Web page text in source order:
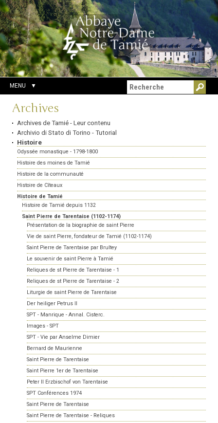
Aller
au
contenu.
|
Aller
à
la
navigation
Outils
personnels
Chercher par
Recherche
avancée…
MENU
Navigation
Archives
Archives de Tamié - Leur contenu
Archivio di Stato di Torino - Tutorial
Histoire
Odyssée monastique - 1798-1800
Histoire des moines de Tamié
Histoire de la communauté
Histoire de Cîteaux
Histoire de Tamié
Histoire de Tamié depuis 1132
Saint Pierre de Tarentaise (1102-1174)
Présentation de la biographie de saint Pierre
Vie de saint Pierre, fondateur de Tamié (1102-1174)
Saint Pierre de Tarentaise par Brultey
Le souvenir de saint Pierre à Tamié
Reliques de st Pierre de Tarentaise - 1
Reliques de st Pierre de Tarentaise - 2
Liturgie de saint Pierre de Tarentaise
Der heiliger Petrus II
SPT - Manrique - Annal. Cisterc.
Images - SPT
SPT - Vie par Anselme Dimier
Bernard de Maurienne
Saint Pierre de Tarentaise
Saint Pierre 1er de Tarentaise
Peter II Erzbischof von Tarentaise
SPT Conférences 1974
Saint Pierre de Tarentaise
Saint Pierre de Tarentaise - Reliques